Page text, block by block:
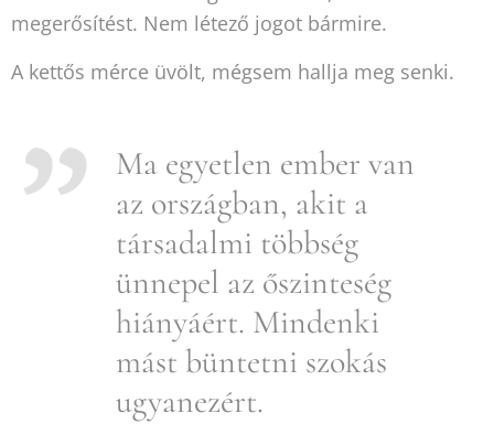
megerősítést. Nem létező jogot bármire.
A kettős mérce üvölt, mégsem hallja meg senki.
Ma egyetlen ember van
az országban, akit a
társadalmi többség
ünnepel az őszinteség
hiányáért. Mindenki
mást büntetni szokás
ugyanezért.